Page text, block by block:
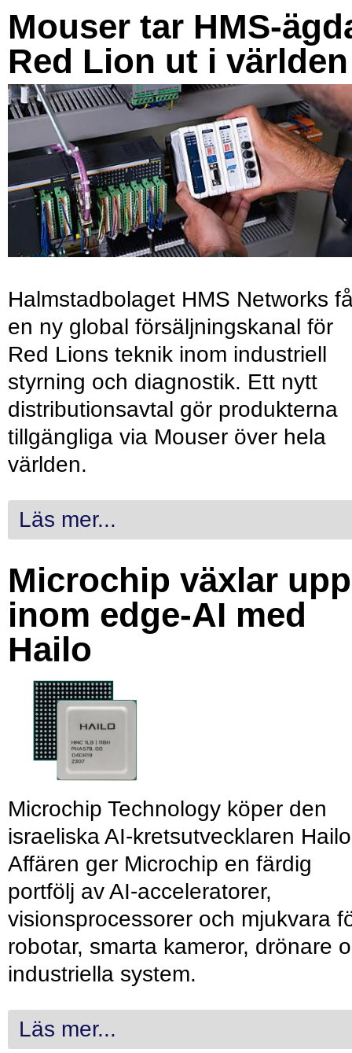
Mouser tar HMS-
Red Lion ut i världen
Halmstadbolaget HMS Networks
en ny global försäljningskanal för
Red Lions teknik inom industriell
styrning och diagnostik. Ett nytt
distributionsavtal gör produkterna
tillgängliga via Mouser över hela
världen.
Läs mer...
Microchip växlar upp
inom edge-AI med
Hailo
Microchip Technology köper den
israeliska AI-kretsutvecklaren
Affären ger Microchip en färdig
portfölj av AI-acceleratorer,
visionsprocessorer och mjukvara
robotar, smarta kameror, drönare
industriella system.
Läs mer...